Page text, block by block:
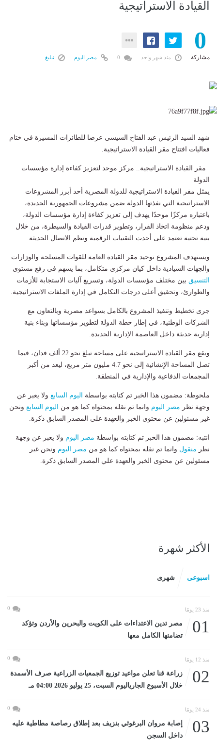
القيادة الاستراتيجية
0
مشاركة منذ شهر واحد مصر اليوم تبليغ
شهد السيد الرئيس عبد الفتاح السيسى عرضا للطائرات المسيرة في ختام
فعاليات افتتاح مقر القيادة الاستراتيجية.
مقر القيادة الاستراتيجية.. مركز موحد لتعزيز كفاءة إدارة مؤسسات
الدولة
يمثل مقر القيادة الاستراتيجية للدولة المصرية أحد أبرز المشروعات
الاستراتيجية التي نفذتها الدولة ضمن مشروعات الجمهورية الجديدة،
باعتباره مركزًا موحدًا يهدف إلى تعزيز كفاءة إدارة مؤسسات الدولة،
ودعم منظومة اتخاذ القرار، وتطوير قدرات القيادة والسيطرة، من خلال
بنية تحتية تعتمد على أحدث التقنيات الرقمية ونظم الاتصال الحديثة.
ويستهدف المشروع توحيد مقر القيادة العامة للقوات المسلحة والوزارات
والجهات السيادية داخل كيان مركزي متكامل، بما يسهم في رفع مستوى
التنسيق بين مختلف مؤسسات الدولة، وتسريع آليات الاستجابة للأزمات
والطوارئ، وتحقيق أعلى درجات التكامل في إدارة الملفات الاستراتيجية.
جرى تخطيط وتنفيذ المشروع بالكامل بسواعد مصرية وبالتعاون مع
الشركات الوطنية، في إطار خطة الدولة لتطوير مؤسساتها وبناء بنية
إدارية حديثة داخل العاصمة الإدارية الجديدة.
ويقع مقر القيادة الاستراتيجية على مساحة تبلغ نحو 22 ألف فدان، فيما
تصل المساحة الإنشائية إلى نحو 4.7 مليون متر مربع، ليعد من أكبر
المجمعات الدفاعية والإدارية في المنطقة.
ملحوظة: مضمون هذا الخبر تم كتابته بواسطة اليوم السابع ولا يعبر عن
وجهة نظر مصر اليوم وانما تم نقله بمحتواه كما هو من اليوم السابع ونحن
غير مسئولين عن محتوى الخبر والعهدة علي المصدر السابق ذكرة.
انتبه: مضمون هذا الخبر تم كتابته بواسطة مصر اليوم ولا يعبر عن وجهة
نظر منقول وانما تم نقله بمحتواه كما هو من مصر اليوم ونحن غير
مسئولين عن محتوى الخبر والعهدة علي المصدر السابق ذكرة.
الأكثر شهرة
اسبوعى شهرى
منذ 23 يومًا 0
01
مصر تدين الاعتداءات على الكويت والبحرين والأردن وتؤكد
تضامنها الكامل معها
منذ 12 يومًا 0
02
زراعة قنا تعلن مواعيد توزيع الجمعيات الزراعية صرف الأسمدة
خلال الأسبوع الجارياليوم السبت، 25 يوليو 2026 04:00 مـ
منذ 24 يومًا 0
03
إصابة مروان البرغوثي بنزيف بعد إطلاق رصاصة مطاطية عليه
داخل السجن